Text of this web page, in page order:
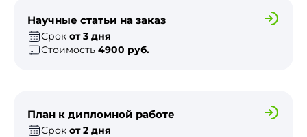
Научные статьи на заказ
Срок от 3 дня
Стоимость 4900 руб.
План к дипломной работе
Срок от 2 дня